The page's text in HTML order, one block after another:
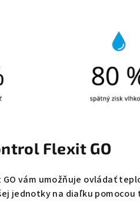
Flexit GO
GO vám umožňuje ovládať
jednotky na diaľku